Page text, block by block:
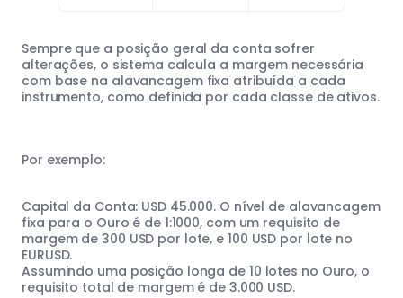
Sempre que a posição geral da conta sofrer
alterações, o sistema calcula a margem necessária
com base na alavancagem fixa atribuída a cada
instrumento, como definida por cada classe de ativos.
Por exemplo:
Capital da Conta: USD 45.000. O nível de alavancagem
fixa para o Ouro é de 1:1000, com um requisito de
margem de 300 USD por lote, e 100 USD por lote no
EURUSD.
Assumindo uma posição longa de 10 lotes no Ouro, o
requisito total de margem é de 3.000 USD.